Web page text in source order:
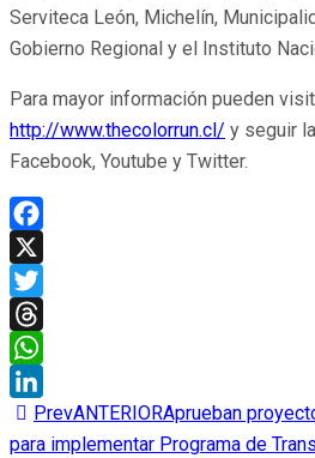
Serviteca León, Michelín,
Gobierno Regional y el Instituto
Para mayor información pueden
http://www.thecolorrun.cl/ y seguir
Facebook, Youtube y Twitter.
Facebook
X
Twitter
Threads
WhatsApp
LinkedIn
PrevANTERIORAprueban
para implementar Programa de